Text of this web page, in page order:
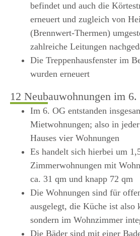
befindet und auch die
erneuert und zugleich von
(Brennwert-Thermen)
zahlreiche Leitungen
Die Treppenhausfenster im
wurden erneuert
12 Neubauwohnungen im 6.
Im 6. OG entstanden
Mietwohnungen; also in
Hauses vier Wohnungen
Es handelt sich hierbei um
Zimmerwohnungen mit
ca. 31 qm und knapp 72 qm
Die Wohnungen sind für
ausgelegt, die Küche ist also
sondern im Wohnzimmer
Die Bäder sind mit einer